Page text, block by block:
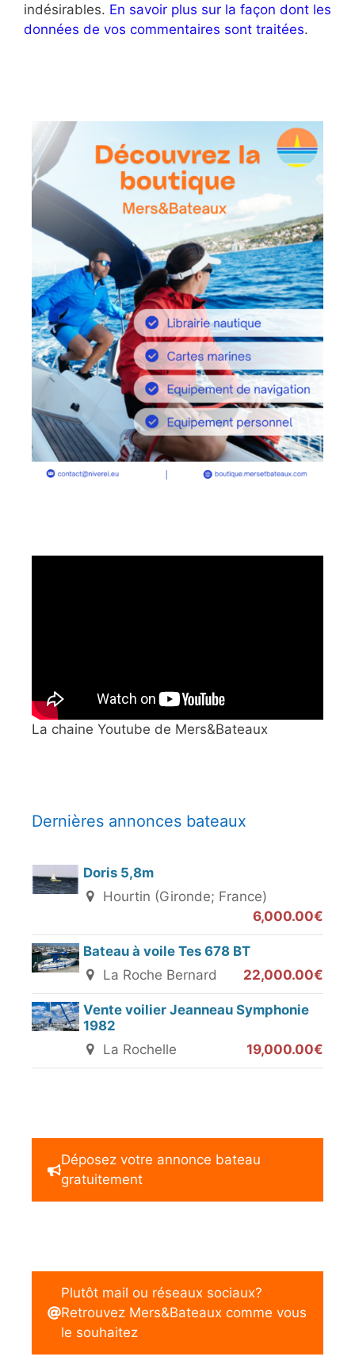
indésirables. En savoir plus sur la façon dont les
données de vos commentaires sont traitées.
La chaine Youtube de Mers&Bateaux
Dernières annonces bateaux
Doris 5,8m
Hourtin (Gironde; France)
6,000.00€
Bateau à voile Tes 678 BT
La Roche Bernard
22,000.00€
Vente voilier Jeanneau Symphonie
1982
La Rochelle
19,000.00€
Déposez votre annonce bateau
gratuitement
Plutôt mail ou réseaux sociaux?
Retrouvez Mers&Bateaux comme vous
le souhaitez